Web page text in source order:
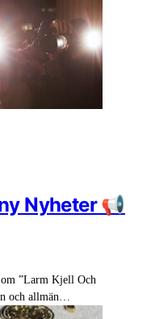
Nyheter 📢
”Larm Kjell Och
och allmän…